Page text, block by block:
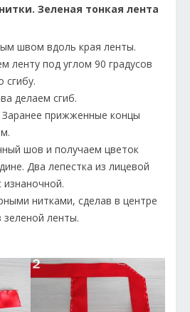
Зеленая тонкая лента
швом вдоль края ленты.
ленту под углом 90 градусов
делаем сгиб.
Заранее прижженные концы
шов и получаем цветок
Два лепестка из лицевой
нитками, сделав в центре
зеленой ленты.